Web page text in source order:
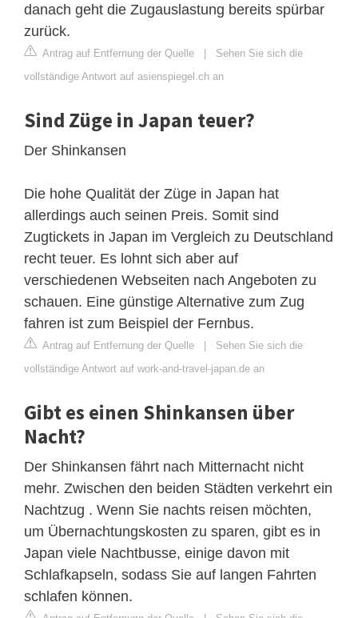
danach geht die Zugauslastung bereits spürbar
zurück.
Antrag auf Entfernung der Quelle | Sehen Sie sich die
vollständige Antwort auf asienspiegel.ch an
Sind Züge in Japan teuer?
Der Shinkansen
Die hohe Qualität der Züge in Japan hat
allerdings auch seinen Preis. Somit sind
Zugtickets in Japan im Vergleich zu Deutschland
recht teuer. Es lohnt sich aber auf
verschiedenen Webseiten nach Angeboten zu
schauen. Eine günstige Alternative zum Zug
fahren ist zum Beispiel der Fernbus.
Antrag auf Entfernung der Quelle | Sehen Sie sich die
vollständige Antwort auf work-and-travel-japan.de an
Gibt es einen Shinkansen über
Nacht?
Der Shinkansen fährt nach Mitternacht nicht
mehr. Zwischen den beiden Städten verkehrt ein
Nachtzug . Wenn Sie nachts reisen möchten,
um Übernachtungskosten zu sparen, gibt es in
Japan viele Nachtbusse, einige davon mit
Schlafkapseln, sodass Sie auf langen Fahrten
schlafen können.